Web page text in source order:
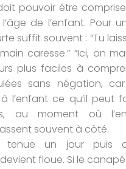
pouvoir être
de l’enfant. Pour
suffit souvent : “Tu
caresse.” “Ici, on
plus faciles à
sans négation,
l’enfant ce qu’il peut
au moment où
souvent à côté.
tenue un jour puis
floue. Si le